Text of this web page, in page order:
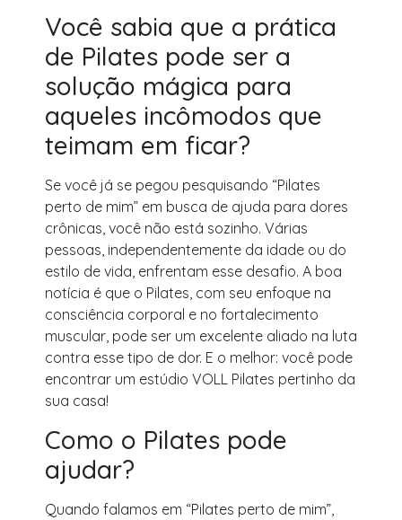
Você sabia que a prática
de Pilates pode ser a
solução mágica para
aqueles incômodos que
teimam em ficar?
Se você já se pegou pesquisando “Pilates
perto de mim” em busca de ajuda para dores
crônicas, você não está sozinho. Várias
pessoas, independentemente da idade ou do
estilo de vida, enfrentam esse desafio. A boa
notícia é que o Pilates, com seu enfoque na
consciência corporal e no fortalecimento
muscular, pode ser um excelente aliado na luta
contra esse tipo de dor. E o melhor: você pode
encontrar um estúdio VOLL Pilates pertinho da
sua casa!
Como o Pilates pode
ajudar?
Quando falamos em “Pilates perto de mim”,